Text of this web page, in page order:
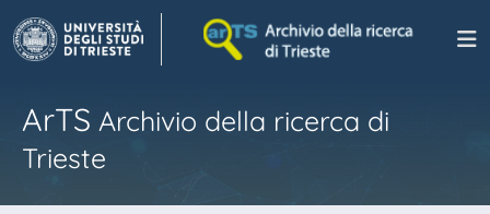
ArTS Archivio della ricerca di
Trieste